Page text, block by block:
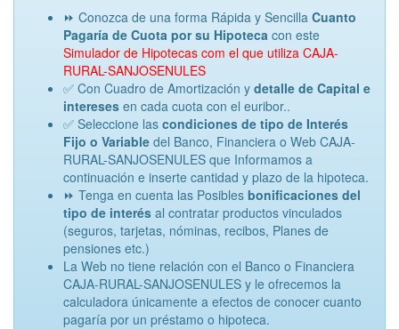
⏩ Conozca de una forma Rápida y Sencilla Cuanto
Pagaría de Cuota por su Hipoteca con este
Simulador de Hipotecas com el que utiliza CAJA-
RURAL-SANJOSENULES
✅ Con Cuadro de Amortización y detalle de Capital e
intereses en cada cuota con el euribor..
✅ Seleccione las condiciones de tipo de Interés
Fijo o Variable del Banco, Financiera o Web CAJA-
RURAL-SANJOSENULES que Informamos a
continuación e inserte cantidad y plazo de la hipoteca.
⏩ Tenga en cuenta las Posibles bonificaciones del
tipo de interés al contratar productos vinculados
(seguros, tarjetas, nóminas, recibos, Planes de
pensiones etc.)
La Web no tiene relación con el Banco o Financiera
CAJA-RURAL-SANJOSENULES y le ofrecemos la
calculadora únicamente a efectos de conocer cuanto
pagaría por un préstamo o hipoteca.